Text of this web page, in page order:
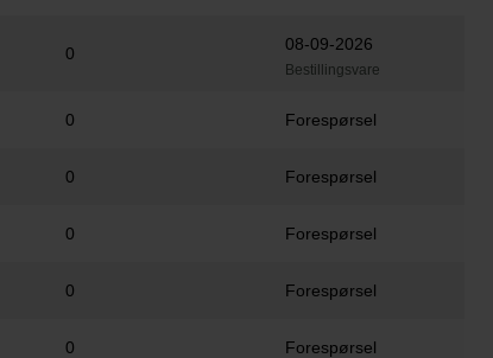
0 08-09-2026
Bestillingsvare
0 Forespørsel
0 Forespørsel
0 Forespørsel
0 Forespørsel
0 Forespørsel